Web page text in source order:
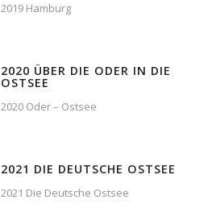
2019 Hamburg
2020 ÜBER DIE ODER IN DIE
OSTSEE
2020 Oder – Ostsee
2021 DIE DEUTSCHE OSTSEE
2021 Die Deutsche Ostsee